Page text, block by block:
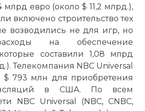
млрд евро (около $ 11,2 млрд.),
включено строительство тех
возводились не для игр, но
на обеспечение
составили 1,08 млрд
Телекомпания NBC Universal
$ 793 млн для приобретения
в США. По всем
NBC Universal (NBC, CNBC,